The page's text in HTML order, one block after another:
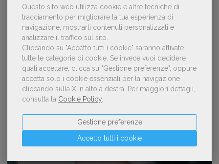
Questo sito web utilizza cookie e altre tecniche di
tracciamento per migliorare la tua esperienza di
navigazione, mostrarti contenuti personalizzati e
analizzare il traffico sul sito.
Cliccando su "Accetto tutti i cookie" saranno attivate
tutte le categorie di cookie. Se invece vuoi decidere
quali accettare, clicca su "Gestione preferenze", oppure
accetta solo i cookie essenziali per la navigazione
cliccando sulla X in alto a destra. Per maggiori dettagli,
consulta la Cookie Policy
Accetto tutti i cookie
Gestione preferenze
OFFERTE DI LAVORO
Lavoro: 7 posizioni aperte e 9 stage in
editoria